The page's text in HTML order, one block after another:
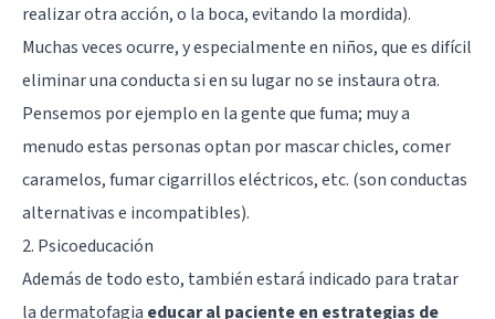
realizar otra acción, o la boca, evitando la mordida).
Muchas veces ocurre, y especialmente en niños, que es difícil
eliminar una conducta si en su lugar no se instaura otra.
Pensemos por ejemplo en la gente que fuma; muy a
menudo estas personas optan por mascar chicles, comer
caramelos, fumar cigarrillos eléctricos, etc. (son conductas
alternativas e incompatibles).
2. Psicoeducación
Además de todo esto, también estará indicado para tratar
la dermatofagia educar al paciente en estrategias de